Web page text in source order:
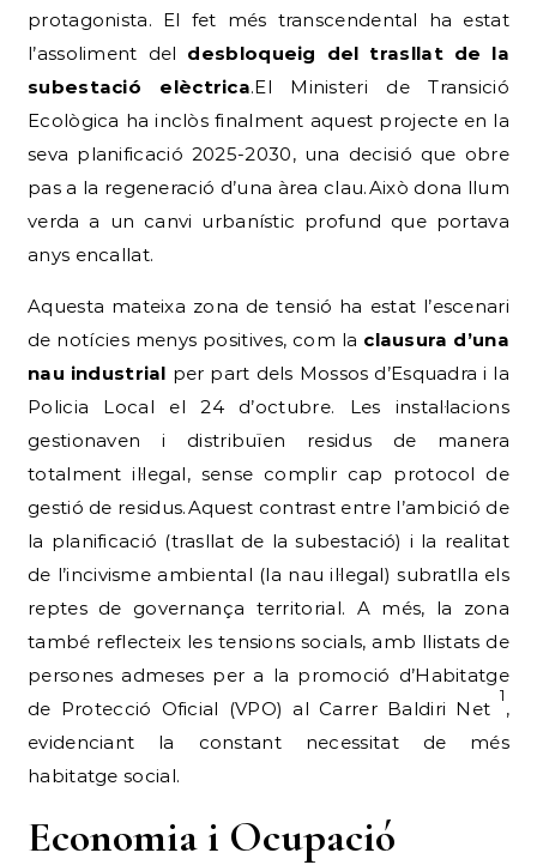
protagonista. El fet més transcendental ha estat
l’assoliment del desbloqueig del trasllat de la
subestació elèctrica.El Ministeri de Transició
Ecològica ha inclòs finalment aquest projecte en la
seva planificació 2025-2030, una decisió que obre
pas a la regeneració d’una àrea clau.Això dona llum
verda a un canvi urbanístic profund que portava
anys encallat.
Aquesta mateixa zona de tensió ha estat l’escenari
de notícies menys positives, com la clausura d’una
nau industrial per part dels Mossos d’Esquadra i la
Policia Local el 24 d’octubre. Les instal·lacions
gestionaven i distribuïen residus de manera
totalment il·legal, sense complir cap protocol de
gestió de residus.Aquest contrast entre l’ambició de
la planificació (trasllat de la subestació) i la realitat
de l’incivisme ambiental (la nau il·legal) subratlla els
reptes de governança territorial. A més, la zona
també reflecteix les tensions socials, amb llistats de
persones admeses per a la promoció d’Habitatge
de Protecció Oficial (VPO) al Carrer Baldiri Net
1
,
evidenciant la constant necessitat de més
habitatge social.
Economia i Ocupació